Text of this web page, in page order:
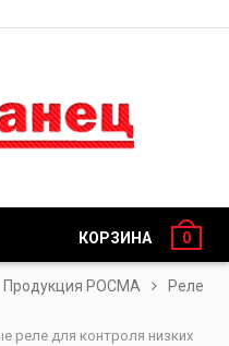
КОРЗИНА 0
Продукция РОСМА Реле
реле для контроля низких